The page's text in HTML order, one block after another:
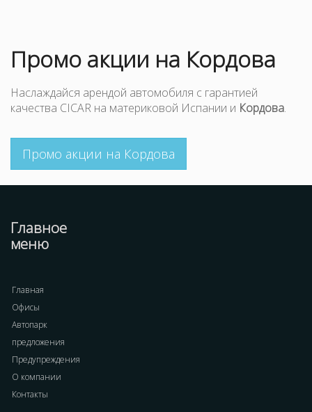
Промо акции на Кордова
Наслаждайся арендой автомобиля с гарантией
качества CICAR на материковой Испании и Кордова.
Промо акции на Кордова
Главное
меню
Главная
Офисы
Автопарк
предложения
Предупреждения
О компании
Контакты